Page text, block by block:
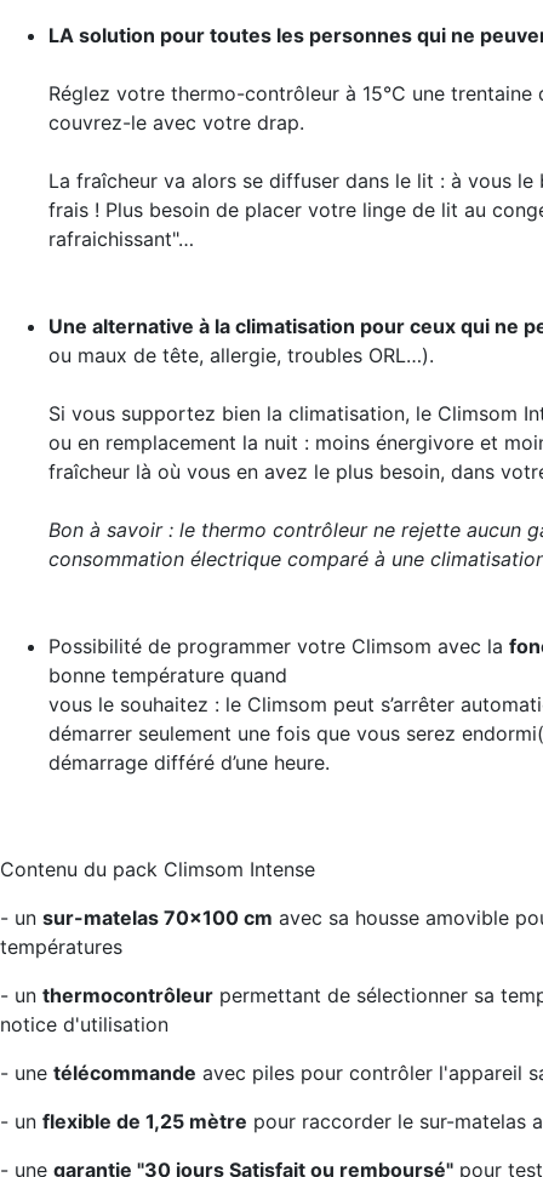
LA solution pour toutes les personnes qui ne
Réglez votre thermo-contrôleur à 15°C une trentaine
couvrez-le avec votre drap.
La fraîcheur va alors se diffuser dans le lit : à vous
frais ! Plus besoin de placer votre linge de lit au
rafraichissant"…
Une alternative à la climatisation pour ceux qui ne
ou maux de tête, allergie, troubles ORL…).
Si vous supportez bien la climatisation, le Climsom
ou en remplacement la nuit : moins énergivore et
fraîcheur là où vous en avez le plus besoin, dans
Bon à savoir : le thermo contrôleur ne rejette aucun
consommation électrique comparé à une
Possibilité de programmer votre Climsom avec la
bonne température quand
vous le souhaitez : le Climsom peut s’arrêter
démarrer seulement une fois que vous serez
démarrage différé d’une heure.
Contenu du pack Climsom Intense
- un sur-matelas 70x100 cm avec sa housse amovible
températures
- un thermocontrôleur permettant de sélectionner sa
notice d'utilisation
- une télécommande avec piles pour contrôler l'appareil
- un flexible de 1,25 mètre pour raccorder le sur-matelas
- une garantie "30 jours Satisfait ou remboursé" pour